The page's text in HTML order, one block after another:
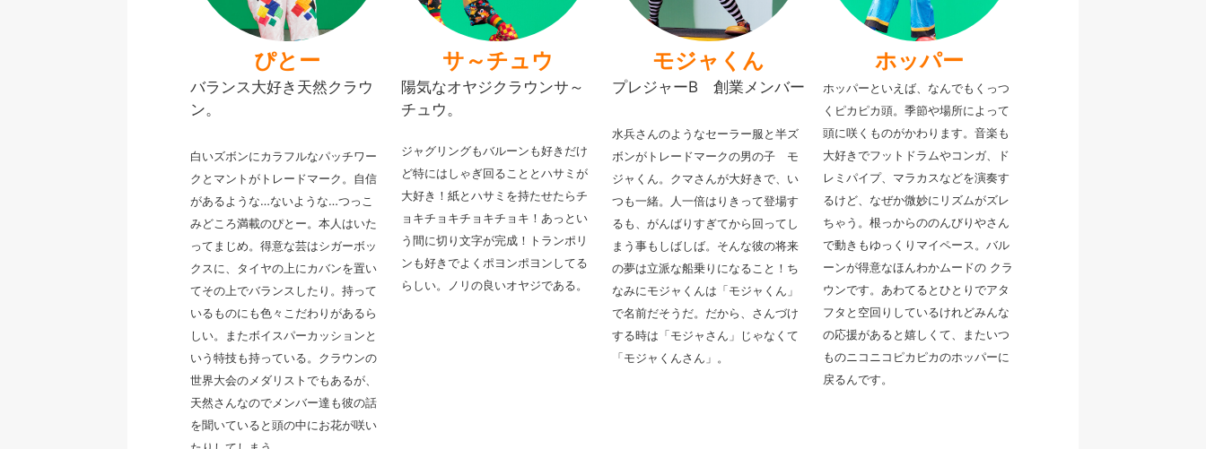
ぴとー
バランス大好き天然クラウ
ン。
白いズボンにカラフルなパッチワー
クとマントがトレードマーク。 自信
があるような…ないような…つっこ
みどころ満載のぴとー。本人はいた
ってまじめ。 得意な芸はシガーボッ
クスに、タイヤの上にカバンを置い
てその上でバランスしたり。持って
いるものにも色々こだわりがあるら
しい。またボイスパーカッションと
いう特技も持っている。 クラウンの
世界大会のメダリストでもあるが、
天然さんなのでメンバー達も彼の話
を聞いていると頭の中にお花が咲い
サ～チュウ
陽気なオヤジクラウンサ～
チュウ。
ジャグリングもバルーンも好きだけ
ど特にはしゃぎ回ることとハサミが
大好き！紙とハサミを持たせたらチ
ョキチョキチョキチョキ！あっとい
う間に切り文字が完成！ トランポリ
ンも好きでよくポヨンポヨンしてる
らしい。ノリの良いオヤジである。
モジャくん
プレジャーB 創業メンバー
水兵さんのようなセーラー服と半ズ
ボンがトレードマークの男の子 モ
ジャくん。 クマさんが大好きで、い
つも一緒。人一倍はりきって登場す
るも、がんばりすぎてから回ってし
まう事もしばしば。 そんな彼の将来
の夢は立派な船乗りになること！ ち
なみにモジャくんは「モジャくん」
で名前だそうだ。だから、さんづけ
する時は「モジャさん」じゃなくて
「モジャくんさん」。
ホッパー
ホッパーといえば、なんでもくっつ
くピカピカ頭。季節や場所によって
頭に咲くものがかわります。 音楽も
大好きでフットドラムやコンガ、ド
レミパイプ、マラカスなどを演奏す
るけど、なぜか微妙にリズムがズレ
ちゃう。 根っからののんびりやさん
で動きもゆっくりマイペース。バル
ーンが得意なほんわかムードの クラ
ウンです。 あわてるとひとりでアタ
フタと空回りしているけれどみんな
の応援があると嬉しくて、またいつ
ものニコニコピカピカのホッパーに
戻るんです。